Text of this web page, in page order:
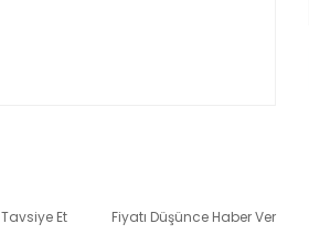
Tavsiye Et Fiyatı Düşünce Haber Ver